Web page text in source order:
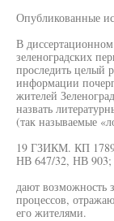
Опубликованные
В
зеленоградских
проследить целый
информации
жителей
назвать
(так называемые
19 ГЗИКМ. КП
НВ 647/32, НВ
дают возможность
процессов,
его жителями.